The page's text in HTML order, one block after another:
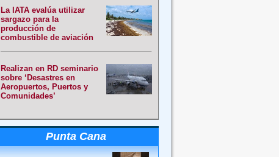
La IATA evalúa utilizar
sargazo para la
producción de
combustible de aviación
Realizan en RD seminario
sobre ‘Desastres en
Aeropuertos, Puertos y
Comunidades’
Punta Cana